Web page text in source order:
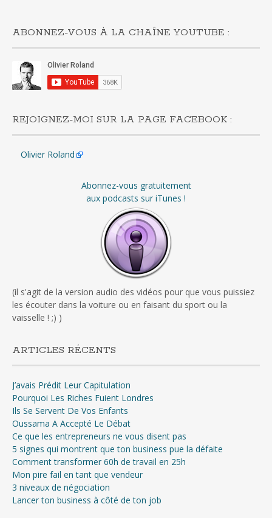
ABONNEZ-VOUS À LA CHAÎNE YOUTUBE :
REJOIGNEZ-MOI SUR LA PAGE FACEBOOK :
Olivier Roland
Abonnez-vous gratuitement
aux podcasts sur iTunes !
(il s'agit de la version audio des vidéos pour que vous puissiez
les écouter dans la voiture ou en faisant du sport ou la
vaisselle ! ;) )
ARTICLES RÉCENTS
J’avais Prédit Leur Capitulation
Pourquoi Les Riches Fuient Londres
Ils Se Servent De Vos Enfants
Oussama A Accepté Le Débat
Ce que les entrepreneurs ne vous disent pas
5 signes qui montrent que ton business pue la défaite
Comment transformer 60h de travail en 25h
Mon pire fail en tant que vendeur
3 niveaux de négociation
Lancer ton business à côté de ton job